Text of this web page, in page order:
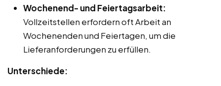
Wochenend- und Feiertagsarbeit:
Vollzeitstellen erfordern oft Arbeit an
Wochenenden und Feiertagen, um die
Lieferanforderungen zu erfüllen.
Unterschiede: